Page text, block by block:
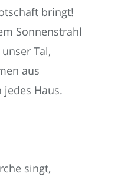
bringt!
Sonnenstrahl
Tal,
aus
jedes Haus.
singt,